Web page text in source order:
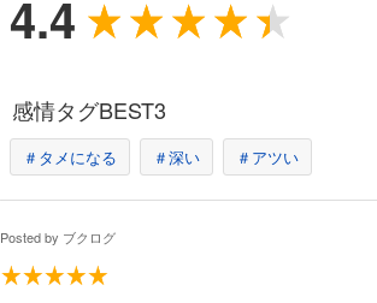
4.4
感情タグBEST3
＃タメになる ＃深い ＃アツい
Posted by ブクログ